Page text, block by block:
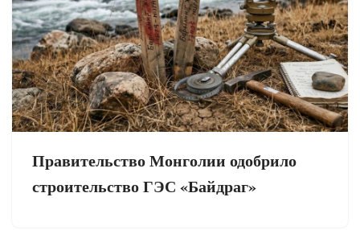
Правительство Монголии одобрило
строительство ГЭС «Байдраг»